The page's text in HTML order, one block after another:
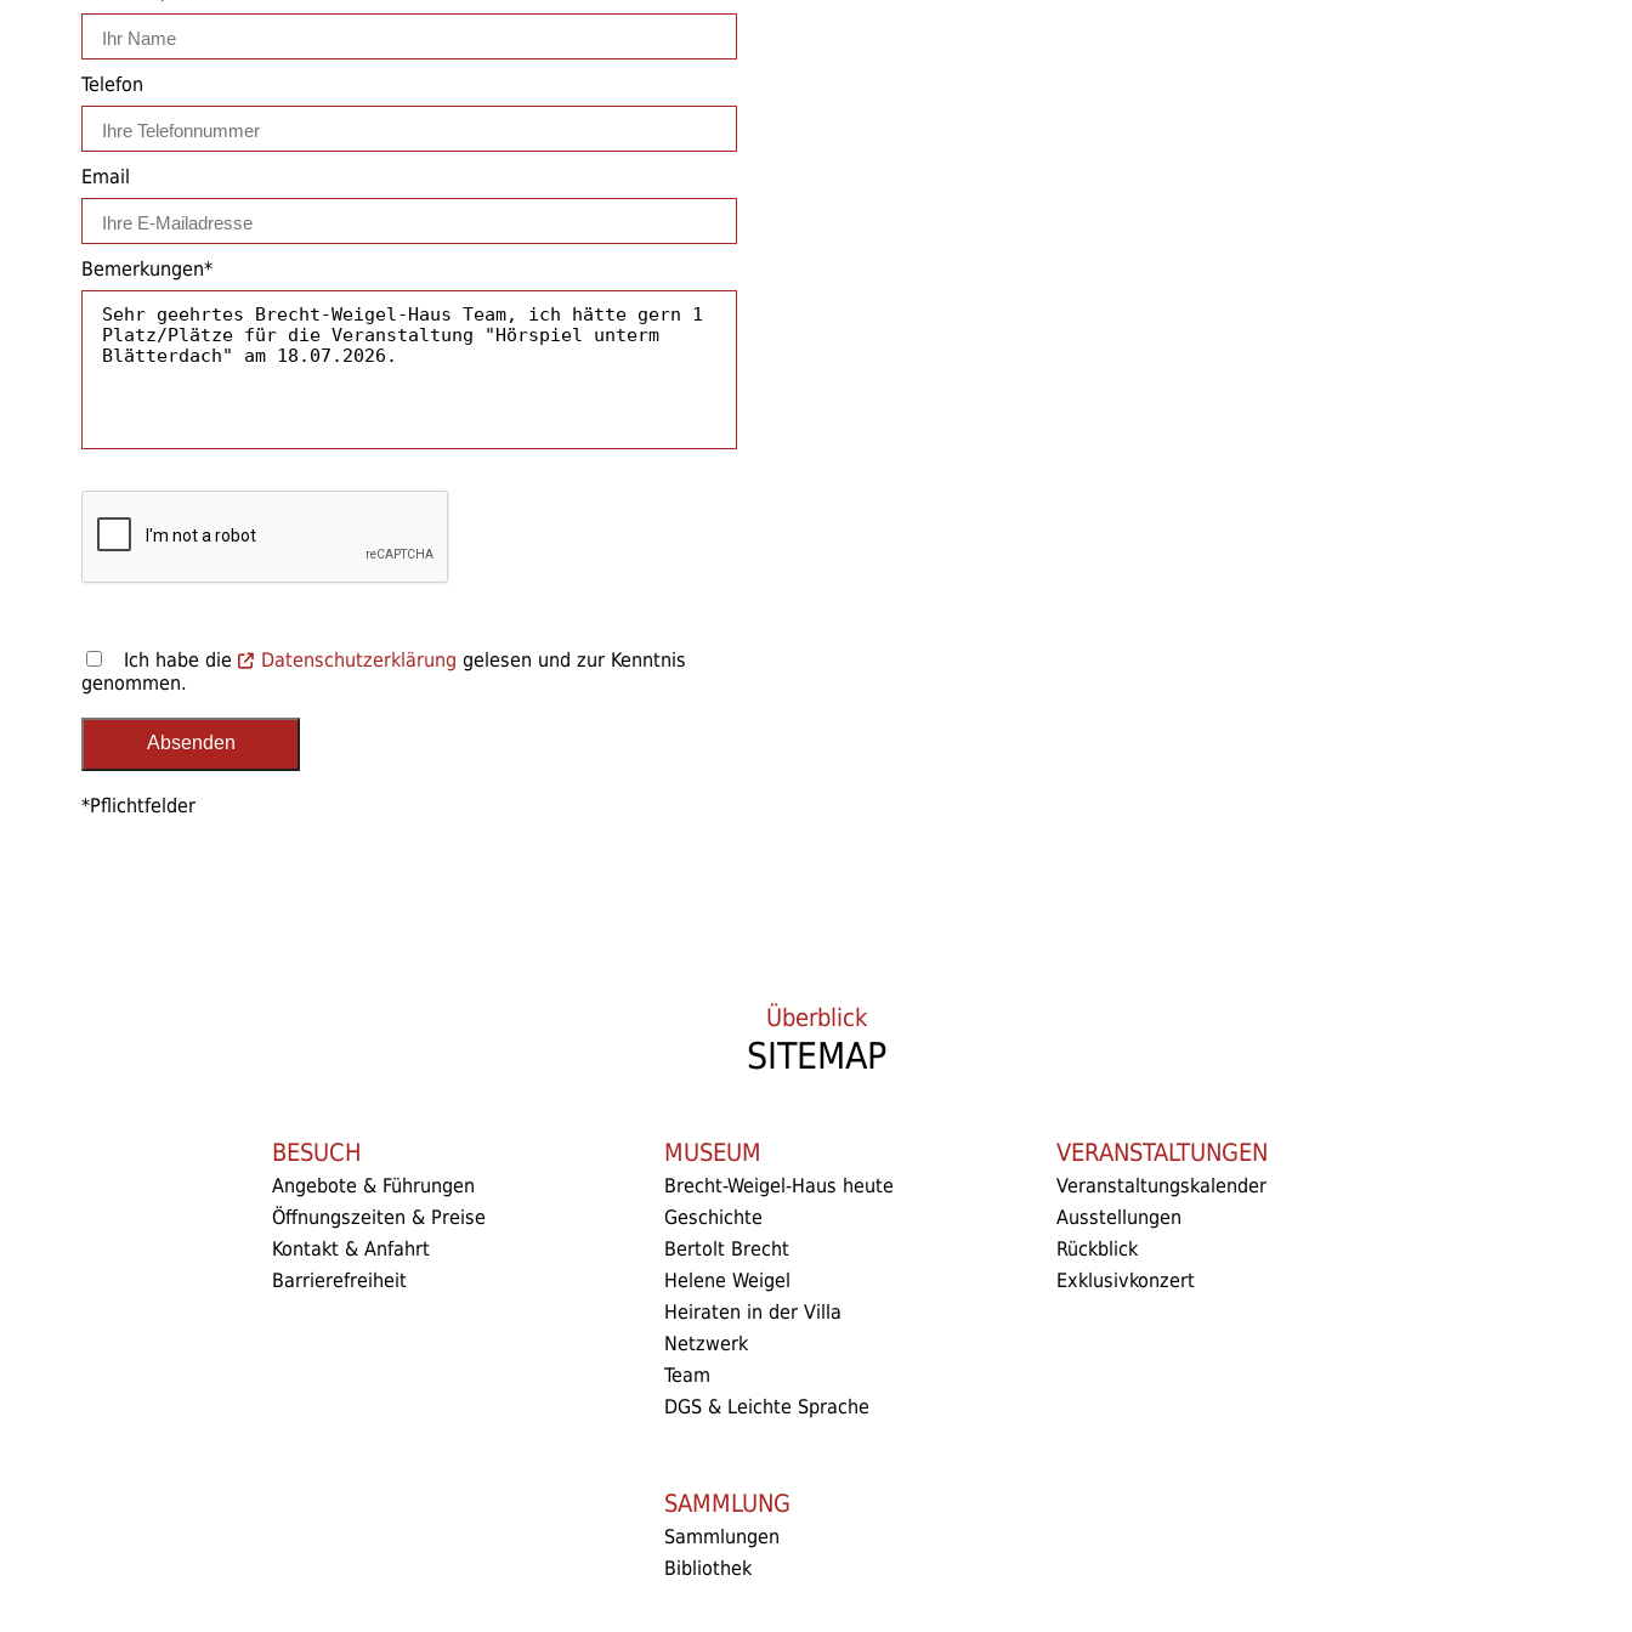
Telefon
Email
Bemerkungen*
Ich habe die Datenschutzerklärung gelesen und zur Kenntnis
genommen.
*Pflichtfelder
Überblick
SITEMAP
BESUCH
Angebote & Führungen
Öffnungszeiten & Preise
Kontakt & Anfahrt
Barrierefreiheit
MUSEUM
Brecht-Weigel-Haus heute
Geschichte
Bertolt Brecht
Helene Weigel
Heiraten in der Villa
Netzwerk
Team
DGS & Leichte Sprache
VERANSTALTUNGEN
Veranstaltungskalender
Ausstellungen
Rückblick
Exklusivkonzert
SAMMLUNG
Sammlungen
Bibliothek